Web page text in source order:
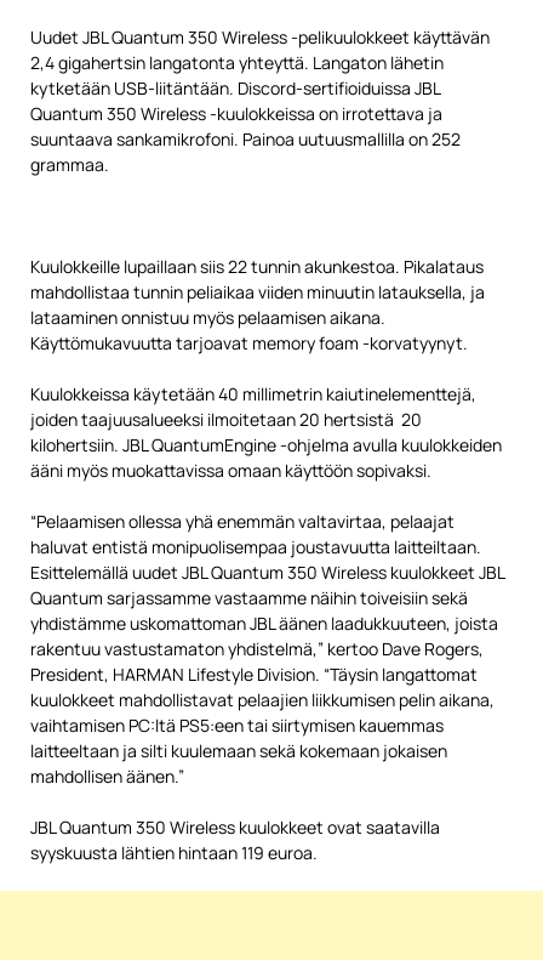
Uudet JBL Quantum 350 Wireless -pelikuulokkeet käyttävän
2,4 gigahertsin langatonta yhteyttä. Langaton lähetin
kytketään USB-liitäntään. Discord-sertifioiduissa JBL
Quantum 350 Wireless -kuulokkeissa on irrotettava ja
suuntaava sankamikrofoni. Painoa uutuusmallilla on 252
grammaa.
Kuulokkeille lupaillaan siis 22 tunnin akunkestoa. Pikalataus
mahdollistaa tunnin peliaikaa viiden minuutin latauksella, ja
lataaminen onnistuu myös pelaamisen aikana.
Käyttömukavuutta tarjoavat memory foam -korvatyynyt.
Kuulokkeissa käytetään 40 millimetrin kaiutinelementtejä,
joiden taajuusalueeksi ilmoitetaan 20 hertsistä 20
kilohertsiin. JBL QuantumEngine -ohjelma avulla kuulokkeiden
ääni myös muokattavissa omaan käyttöön sopivaksi.
“Pelaamisen ollessa yhä enemmän valtavirtaa, pelaajat
haluvat entistä monipuolisempaa joustavuutta laitteiltaan.
Esittelemällä uudet JBL Quantum 350 Wireless kuulokkeet JBL
Quantum sarjassamme vastaamme näihin toiveisiin sekä
yhdistämme uskomattoman JBL äänen laadukkuuteen, joista
rakentuu vastustamaton yhdistelmä,” kertoo Dave Rogers,
President, HARMAN Lifestyle Division. “Täysin langattomat
kuulokkeet mahdollistavat pelaajien liikkumisen pelin aikana,
vaihtamisen PC:ltä PS5:een tai siirtymisen kauemmas
laitteeltaan ja silti kuulemaan sekä kokemaan jokaisen
mahdollisen äänen.”
JBL Quantum 350 Wireless kuulokkeet ovat saatavilla
syyskuusta lähtien hintaan 119 euroa.